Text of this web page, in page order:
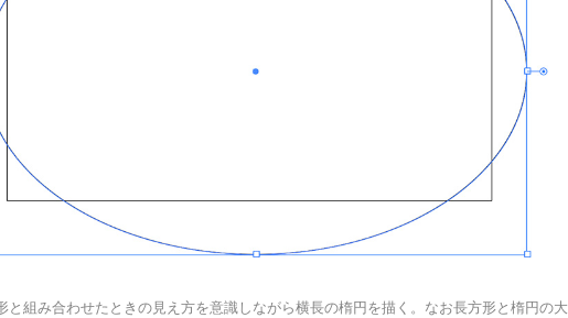
と組み合わせたときの見え方を意識しながら横長の楕円を描く。なお長方形と楕円の大